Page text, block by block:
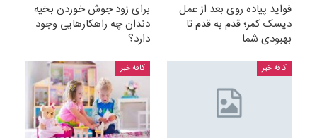
فواید پیاده روی بعد از عمل
دیسک کمر؛ قدم به قدم تا
بهبودی شما
برای زود جوش خوردن بخیه
دندان چه راهکارهایی وجود
دارد؟
کافه خبر کافه خبر